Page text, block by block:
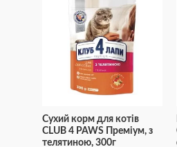
Сухий корм для котів
CLUB 4 PAWS Преміум, з
телятиною, 300г